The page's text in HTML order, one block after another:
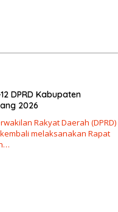
DPRD Kabupaten
2026
Rakyat Daerah (DPRD)
melaksanakan Rapat